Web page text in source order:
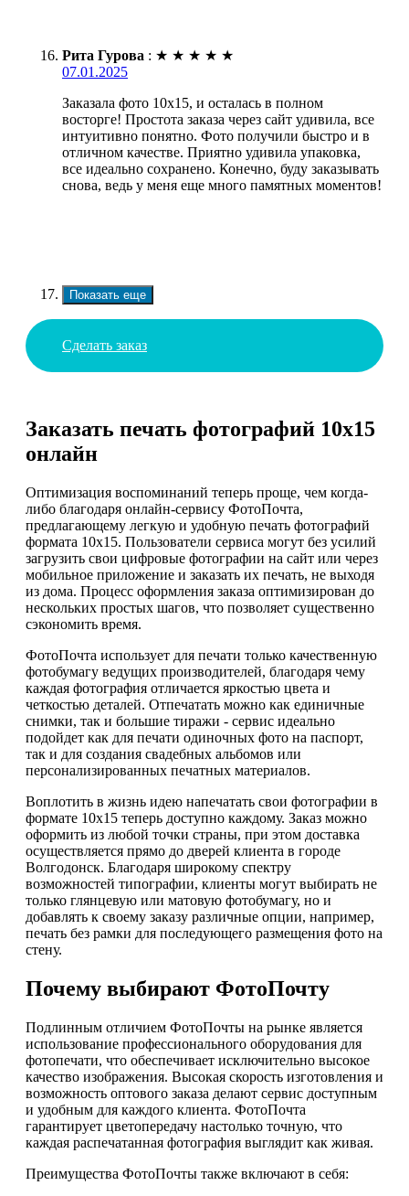
Рита Гурова : ★ ★ ★ ★ ★
07.01.2025
Заказала фото 10х15, и осталась в полном
восторге! Простота заказа через сайт удивила, все
интуитивно понятно. Фото получили быстро и в
отличном качестве. Приятно удивила упаковка,
все идеально сохранено. Конечно, буду заказывать
снова, ведь у меня еще много памятных моментов!
Показать еще
Сделать заказ
Заказать печать фотографий 10х15
онлайн
Оптимизация воспоминаний теперь проще, чем когда-
либо благодаря онлайн-сервису ФотоПочта,
предлагающему легкую и удобную печать фотографий
формата 10х15. Пользователи сервиса могут без усилий
загрузить свои цифровые фотографии на сайт или через
мобильное приложение и заказать их печать, не выходя
из дома. Процесс оформления заказа оптимизирован до
нескольких простых шагов, что позволяет существенно
сэкономить время.
ФотоПочта использует для печати только качественную
фотобумагу ведущих производителей, благодаря чему
каждая фотография отличается яркостью цвета и
четкостью деталей. Отпечатать можно как единичные
снимки, так и большие тиражи - сервис идеально
подойдет как для печати одиночных фото на паспорт,
так и для создания свадебных альбомов или
персонализированных печатных материалов.
Воплотить в жизнь идею напечатать свои фотографии в
формате 10х15 теперь доступно каждому. Заказ можно
оформить из любой точки страны, при этом доставка
осуществляется прямо до дверей клиента в городе
Волгодонск. Благодаря широкому спектру
возможностей типографии, клиенты могут выбирать не
только глянцевую или матовую фотобумагу, но и
добавлять к своему заказу различные опции, например,
печать без рамки для последующего размещения фото на
стену.
Почему выбирают ФотоПочту
Подлинным отличием ФотоПочты на рынке является
использование профессионального оборудования для
фотопечати, что обеспечивает исключительно высокое
качество изображения. Высокая скорость изготовления и
возможность оптового заказа делают сервис доступным
и удобным для каждого клиента. ФотоПочта
гарантирует цветопередачу настолько точную, что
каждая распечатанная фотография выглядит как живая.
Преимущества ФотоПочты также включают в себя: